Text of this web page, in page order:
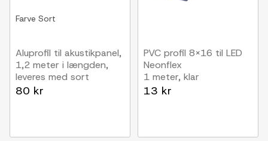
Farve Sort
Aluprofil til akustikpanel,
1,2 meter i længden,
leveres med sort
matteret cover,
80 kr
PVC profil 8x16 til LED
Neonflex
1 meter, klar
13 kr